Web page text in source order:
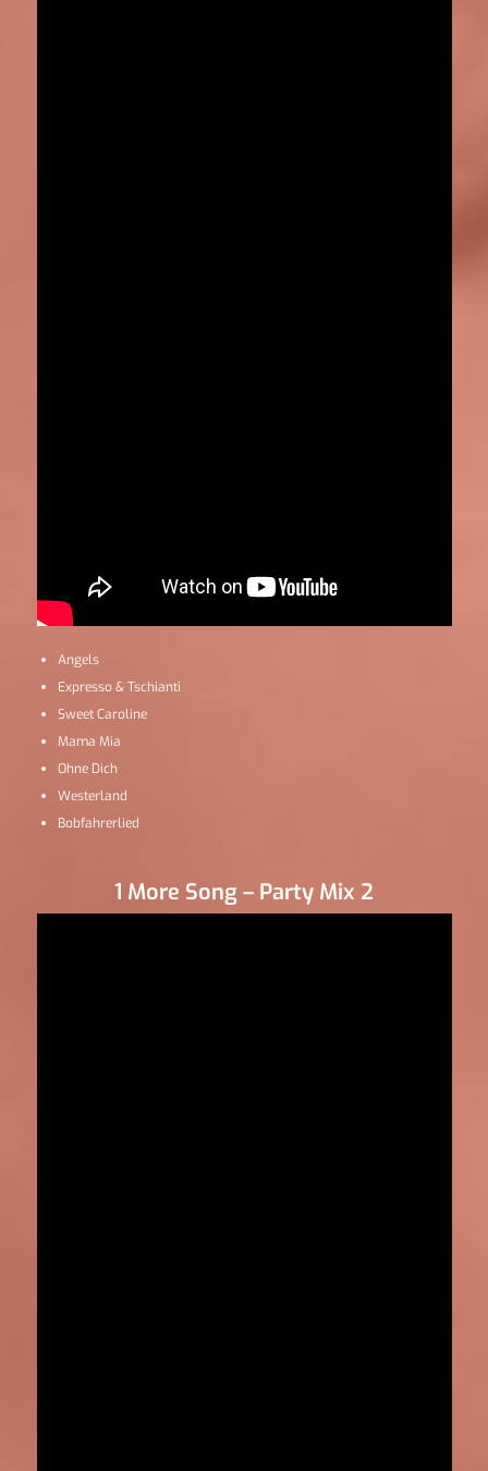
Angels
Expresso & Tschianti
Sweet Caroline
Mama Mia
Ohne Dich
Westerland
Bobfahrerlied
1 More Song – Party Mix 2